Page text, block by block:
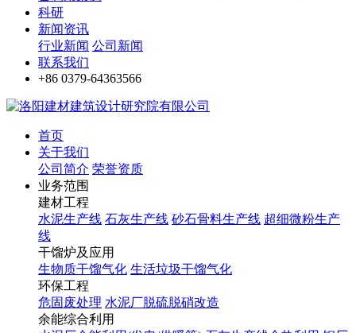
科研
新闻资讯
行业新闻 公司新闻
联系我们
+86 0379-64363566
首页
关于我们
公司简介 荣誉资质
业务范围
建材工程
水泥生产线 石灰生产线 砂石骨料生产线 超细微粉生产
线
干馏炉及应用
生物质干馏气化 生活垃圾干馏气化
环保工程
危固废处理 水泥厂脱硫脱硝改造
余能综合利用